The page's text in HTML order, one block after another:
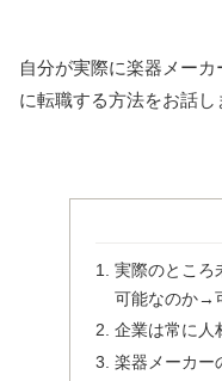
自分が実際に楽器メー
に転職する方法をお話し
実際のところ
可能なのか→
企業は常に人
楽器メーカー